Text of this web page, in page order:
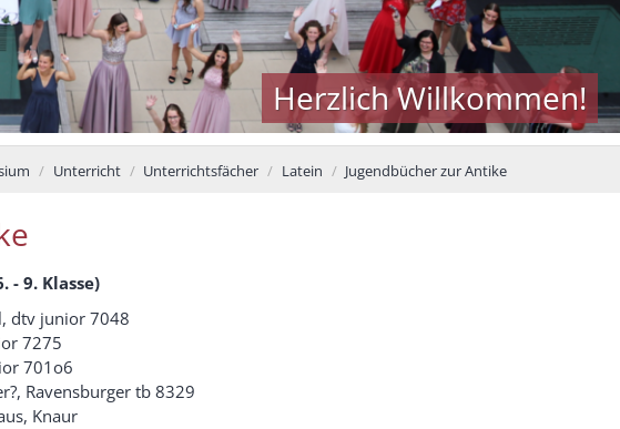
Herzlich Willkommen!
Unterricht Unterrichtsfächer Latein Jugendbücher zur Antike
- 9. Klasse)
dtv junior 7048
7275
701o6
Ravensburger tb 8329
Knaur